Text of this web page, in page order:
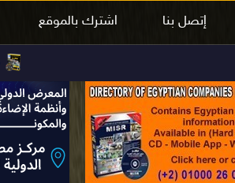
إتصل بنا اشترك بالموقع
مرحباً بكم في